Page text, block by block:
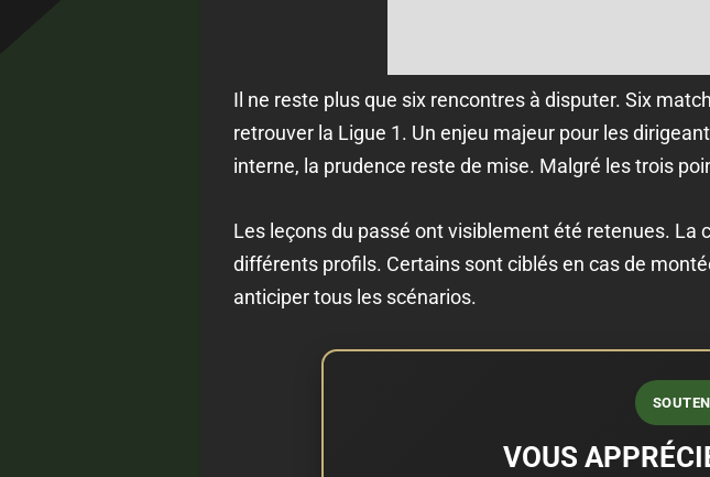
Il ne reste plus que six rencontres à disputer. Six
retrouver la Ligue 1. Un enjeu majeur pour les
interne, la prudence reste de mise. Malgré les trois
Les leçons du passé ont visiblement été retenues.
différents profils. Certains sont ciblés en cas de
anticiper tous les scénarios.
VOUS